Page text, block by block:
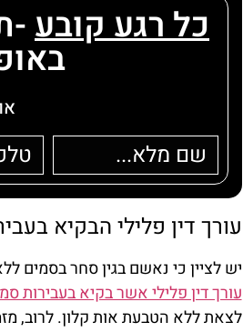
כל רגע קובע-
באופן
עורך דין פלילי הבקיא
יש לציין כי נאשם בגין סחר בסמים
עורך דין פלילי אשר בקיא בעבירות
לצאת ללא הטבעת אות קלון. לרוב,